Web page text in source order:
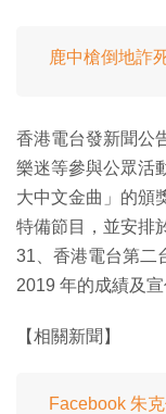
鹿中槍倒地詐
香港電台發新聞公
樂迷等參與公眾活
大中文金曲」的頒
特備節目，並安排
31、香港電台第二
2019 年的成績及
【相關新聞】
Facebook 朱